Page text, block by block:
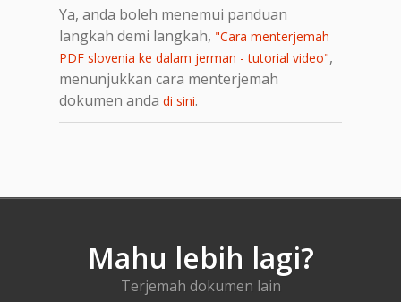
Ya, anda boleh menemui panduan
langkah demi langkah, "Cara menterjemah
PDF slovenia ke dalam jerman - tutorial video",
menunjukkan cara menterjemah
dokumen anda di sini.
Mahu lebih lagi?
Terjemah dokumen lain